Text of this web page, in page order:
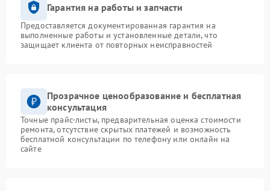
Гарантия на работы и запчасти
Предоставляется документированная гарантия на
выполненные работы и установленные детали, что
защищает клиента от повторных неисправностей
Прозрачное ценообразование и бесплатная
консультация
Точные прайс-листы, предварительная оценка стоимости
ремонта, отсутствие скрытых платежей и возможность
бесплатной консультации по телефону или онлайн на
сайте